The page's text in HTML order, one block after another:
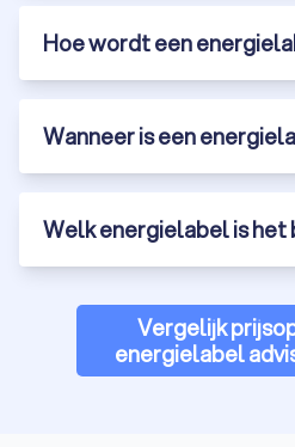
Hoe wordt een
Wanneer is een
Welk energielabel is het
Vergelijk
energielabel